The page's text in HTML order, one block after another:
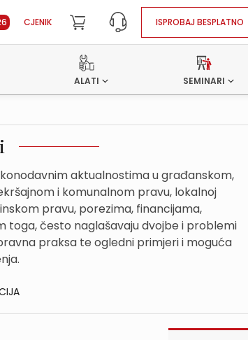
CJENIK ISPROBAJ BESPLATNO
ALATI SEMINARI
aktualnostima u građanskom,
i komunalnom pravu, lokalnoj
pravu, porezima, financijama,
toga, često naglašavaju dvojbe i problemi
praksa te ogledni primjeri i moguća